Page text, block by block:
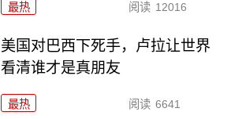
最热 阅读 12016
美国对巴西下死手，卢拉让世界
看清谁才是真朋友
最热 阅读 6641